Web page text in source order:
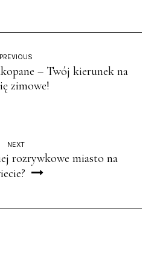
PREVIOUS
– Twój kierunek na
zimowe!
NEXT
rozrywkowe miasto na